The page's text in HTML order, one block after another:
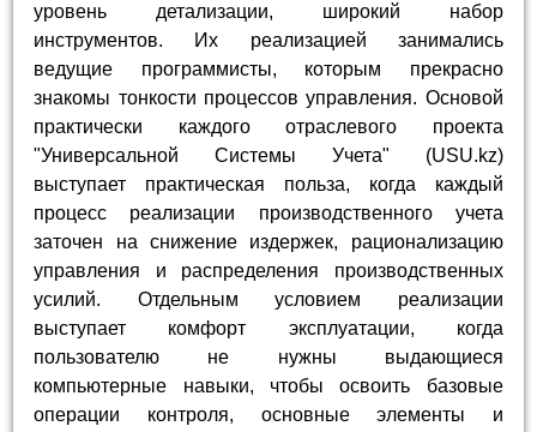
уровень детализации, широкий набор
инструментов. Их реализацией занимались
ведущие программисты, которым прекрасно
знакомы тонкости процессов управления. Основой
практически каждого отраслевого проекта
"Универсальной Системы Учета" (USU.kz)
выступает практическая польза, когда каждый
процесс реализации производственного учета
заточен на снижение издержек, рационализацию
управления и распределения производственных
усилий. Отдельным условием реализации
выступает комфорт эксплуатации, когда
пользователю не нужны выдающиеся
компьютерные навыки, чтобы освоить базовые
операции контроля, основные элементы и